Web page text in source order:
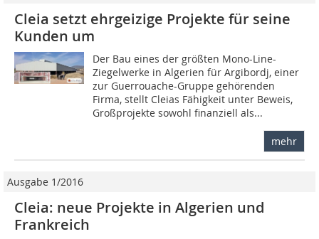
Cleia setzt ehrgeizige Projekte für seine
Kunden um
Der Bau eines der größten Mono-Line-
Ziegelwerke in Algerien für Argibordj, einer
zur Guerrouache-Gruppe gehörenden
Firma, stellt Cleias Fähigkeit unter Beweis,
Großprojekte sowohl finanziell als...
mehr
Ausgabe 1/2016
Cleia: neue Projekte in Algerien und
Frankreich